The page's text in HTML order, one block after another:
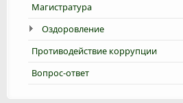
Магистратура
Оздоровление
Противодействие коррупции
Вопрос-ответ